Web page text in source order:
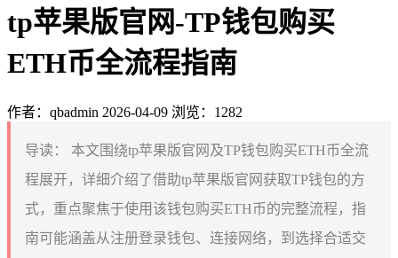
tp苹果版官网-TP钱包购买
ETH币全流程指南
作者：qbadmin 2026-04-09 浏览：1282
导读：
本文围绕tp苹果版官网及TP钱包购买ETH币全流
程展开，详细介绍了借助tp苹果版官网获取TP钱包的方
式，重点聚焦于使用该钱包购买ETH币的完整流程，指
南可能涵盖从注册登录钱包、连接网络，到选择合适交